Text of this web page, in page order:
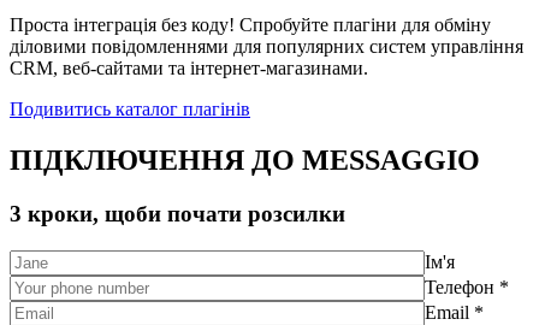
Проста інтеграція без коду! Спробуйте плагіни для обміну
діловими повідомленнями для популярних систем управління
CRM, веб-сайтами та інтернет-магазинами.
Подивитись каталог плагінів
ПІДКЛЮЧЕННЯ ДО MESSAGGIO
3 кроки, щоби почати розсилки
Ім'я
Телефон *
Email *